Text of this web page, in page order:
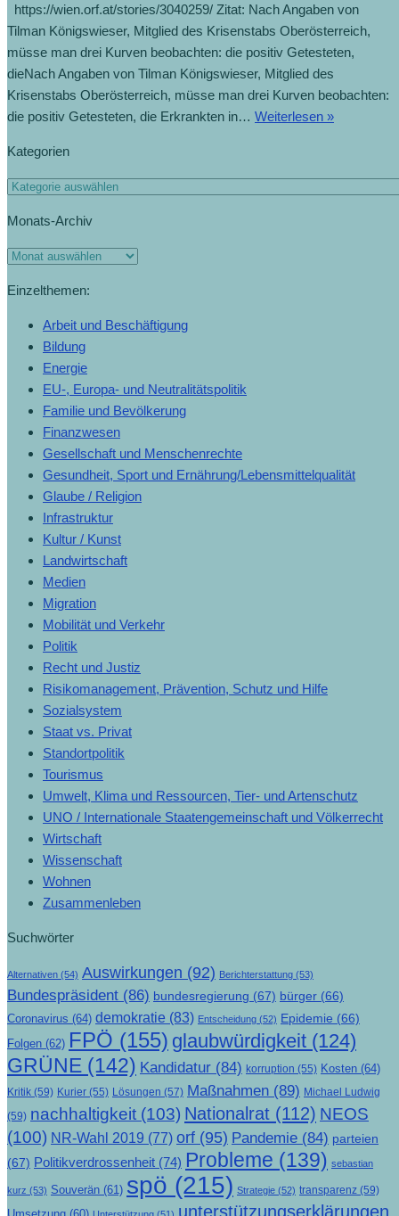
https://wien.orf.at/stories/3040259/ Zitat: Nach Angaben von
Tilman Königswieser, Mitglied des Krisenstabs Oberösterreich,
müsse man drei Kurven beobachten: die positiv Getesteten,
dieNach Angaben von Tilman Königswieser, Mitglied des
Krisenstabs Oberösterreich, müsse man drei Kurven beobachten:
die positiv Getesteten, die Erkrankten in… Weiterlesen »
Kategorien
Monats-Archiv
Einzelthemen:
Arbeit und Beschäftigung
Bildung
Energie
EU-, Europa- und Neutralitätspolitik
Familie und Bevölkerung
Finanzwesen
Gesellschaft und Menschenrechte
Gesundheit, Sport und Ernährung/Lebensmittelqualität
Glaube / Religion
Infrastruktur
Kultur / Kunst
Landwirtschaft
Medien
Migration
Mobilität und Verkehr
Politik
Recht und Justiz
Risikomanagement, Prävention, Schutz und Hilfe
Sozialsystem
Staat vs. Privat
Standortpolitik
Tourismus
Umwelt, Klima und Ressourcen, Tier- und Artenschutz
UNO / Internationale Staatengemeinschaft und Völkerrecht
Wirtschaft
Wissenschaft
Wohnen
Zusammenleben
Suchwörter
Alternativen (54) Auswirkungen (92) Berichterstattung (53)
Bundespräsident (86) bundesregierung (67) bürger (66)
Coronavirus (64) demokratie (83) Entscheidung (52) Epidemie (66)
Folgen (62) FPÖ (155) glaubwürdigkeit (124)
GRÜNE (142) Kandidatur (84) korruption (55) Kosten (64)
Kritik (59) Kurier (55) Lösungen (57) Maßnahmen (89) Michael Ludwig
(59) nachhaltigkeit (103) Nationalrat (112) NEOS
(100) NR-Wahl 2019 (77) orf (95) Pandemie (84) parteien
(67) Politikverdrossenheit (74) Probleme (139) sebastian
kurz (53) Souverän (61) spö (215) Strategie (52) transparenz (59)
unterstützungserklärungen